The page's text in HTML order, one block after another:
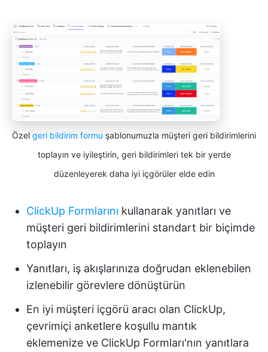
Özel geri bildirim formu şablonumuzla müşteri geri bildirimlerini
toplayın ve iyileştirin, geri bildirimleri tek bir yerde
düzenleyerek daha iyi içgörüler elde edin
ClickUp Formlarını kullanarak yanıtları ve
müşteri geri bildirimlerini standart bir biçimde
toplayın
Yanıtları, iş akışlarınıza doğrudan eklenebilen
izlenebilir görevlere dönüştürün
En iyi müşteri içgörü aracı olan ClickUp,
çevrimiçi anketlere koşullu mantık
eklemenize ve ClickUp Formları'nın yanıtlara